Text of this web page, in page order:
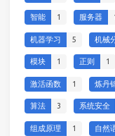
智能 1 服务器
机器学习 5 机械
模块 1 正则 1
激活函数 1 炼丹
算法 3 系统安全
组成原理 1 自然